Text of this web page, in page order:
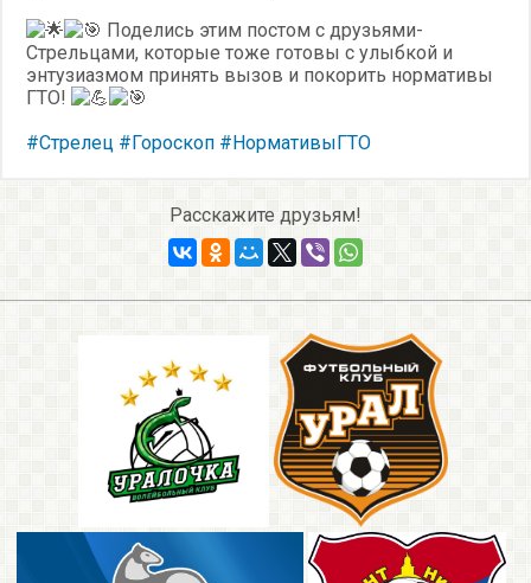
Поделись этим постом с друзьями-
Стрельцами, которые тоже готовы с улыбкой и
энтузиазмом принять вызов и покорить нормативы
ГТО!
#Стрелец #Гороскоп #НормативыГТО
Расскажите друзьям!